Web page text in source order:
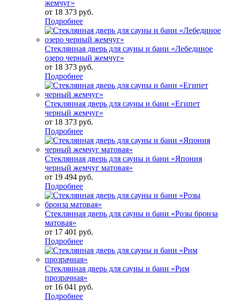
жемчуг»
от 18 373 руб.
Подробнее
Стеклянная дверь для сауны и бани «Лебединое
озеро черный жемчуг»
от 18 373 руб.
Подробнее
Стеклянная дверь для сауны и бани «Египет
черный жемчуг»
от 18 373 руб.
Подробнее
Стеклянная дверь для сауны и бани «Япония
черный жемчуг матовая»
от 19 494 руб.
Подробнее
Стеклянная дверь для сауны и бани «Розы бронза
матовая»
от 17 401 руб.
Подробнее
Стеклянная дверь для сауны и бани «Рим
прозрачная»
от 16 041 руб.
Подробнее